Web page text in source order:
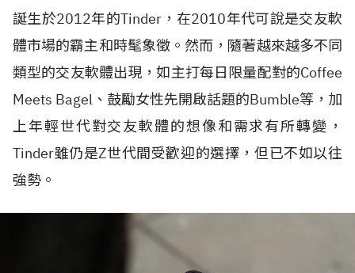
誕生於2012年的Tinder，在2010年代可說是交友軟
體市場的霸主和時髦象徵。然而，隨著越來越多不同
類型的交友軟體出現，如主打每日限量配對的Coffee
Meets Bagel、鼓勵女性先開啟話題的Bumble等，加
上年輕世代對交友軟體的想像和需求有所轉變，
Tinder雖仍是Z世代間受歡迎的選擇，但已不如以往
強勢。